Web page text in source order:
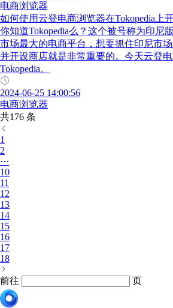
电商浏览器
如何使用云登电商浏览器在Tokopedia上
你知道Tokopedia么？这个被号称为印尼
市场最大的电商平台，想要抓住印尼市场
并开设商店就是非常重要的。今天云登
Tokopedia。
2024-06-25 14:00:56
电商浏览器
共176 条
1
2
···
10
11
12
13
14
15
16
17
18
前往 页